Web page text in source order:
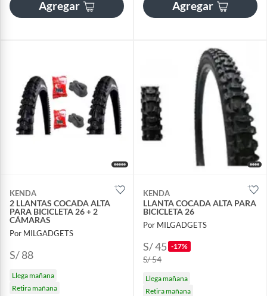
Agregar Agregar
KENDA
2 LLANTAS COCADA ALTA
PARA BICICLETA 26 + 2
CÁMARAS
Por MILGADGETS
S/ 88
Llega mañana
Retira mañana
KENDA
LLANTA COCADA ALTA PARA
BICICLETA 26
Por MILGADGETS
S/ 45 -17%
S/ 54
Llega mañana
Retira mañana